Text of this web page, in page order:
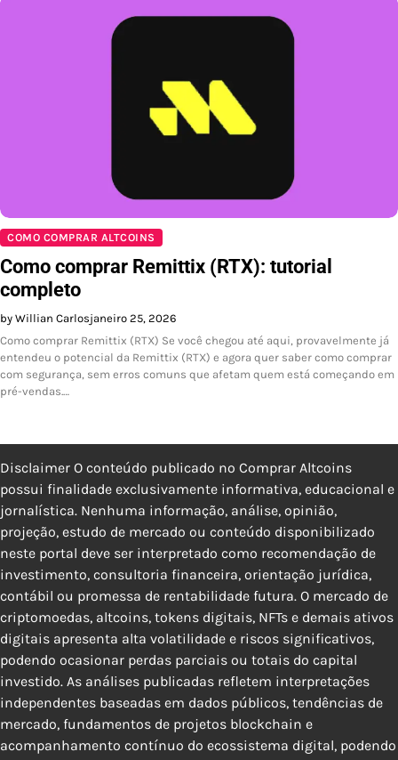
COMO COMPRAR ALTCOINS
Como comprar Remittix (RTX): tutorial
completo
by Willian Carlosjaneiro 25, 2026
Como comprar Remittix (RTX) Se você chegou até aqui, provavelmente já
entendeu o potencial da Remittix (RTX) e agora quer saber como comprar
com segurança, sem erros comuns que afetam quem está começando em
pré-vendas.…
Disclaimer O conteúdo publicado no Comprar Altcoins
possui finalidade exclusivamente informativa, educacional e
jornalística. Nenhuma informação, análise, opinião,
projeção, estudo de mercado ou conteúdo disponibilizado
neste portal deve ser interpretado como recomendação de
investimento, consultoria financeira, orientação jurídica,
contábil ou promessa de rentabilidade futura. O mercado de
criptomoedas, altcoins, tokens digitais, NFTs e demais ativos
digitais apresenta alta volatilidade e riscos significativos,
podendo ocasionar perdas parciais ou totais do capital
investido. As análises publicadas refletem interpretações
independentes baseadas em dados públicos, tendências de
mercado, fundamentos de projetos blockchain e
acompanhamento contínuo do ecossistema digital, podendo